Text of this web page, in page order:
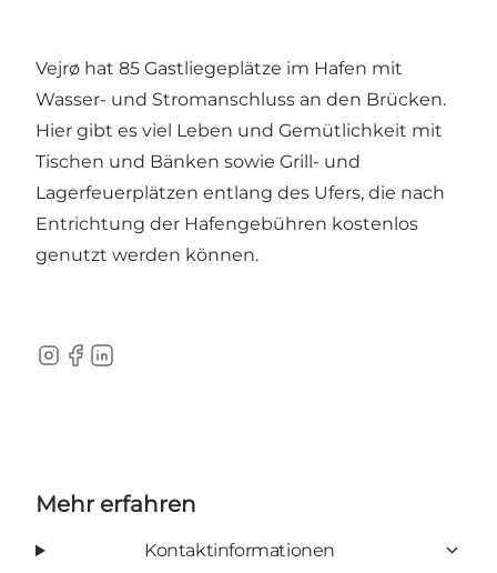
Vejrø hat 85 Gastliegeplätze im Hafen mit
Wasser- und Stromanschluss an den Brücken.
Hier gibt es viel Leben und Gemütlichkeit mit
Tischen und Bänken sowie Grill- und
Lagerfeuerplätzen entlang des Ufers, die nach
Entrichtung der Hafengebühren kostenlos
genutzt werden können.
Instagram
Facebook
LinkedIn
Mehr erfahren
Kontaktinformationen